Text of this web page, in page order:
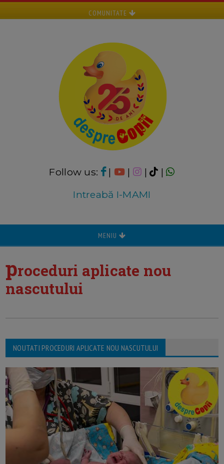
COMUNITATE
Follow us: | | |
|
Intreabă I-MAMI
MENIU
proceduri aplicate nou
nascutului
NOUTATI PROCEDURI APLICATE NOU NASCUTULUI